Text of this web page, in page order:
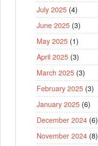
July 2025 (4)
June 2025 (3)
May 2025 (1)
April 2025 (3)
March 2025 (3)
February 2025 (3)
January 2025 (6)
December 2024 (6)
November 2024 (8)